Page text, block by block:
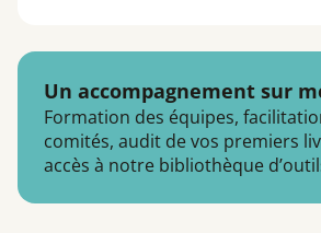
Un accompagnement sur
Formation des équipes,
comités, audit de vos premiers
accès à notre bibliothèque